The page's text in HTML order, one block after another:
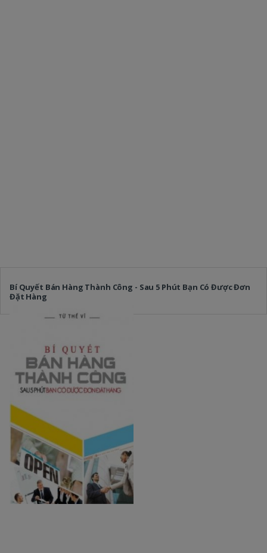
Bí Quyết Bán Hàng Thành Công - Sau 5 Phút Bạn Có Được Đơn
Đặt Hàng